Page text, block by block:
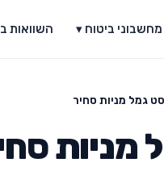
מחשבוני ביטוח ▾ השוואות
גמל מניות סחיר
מניות